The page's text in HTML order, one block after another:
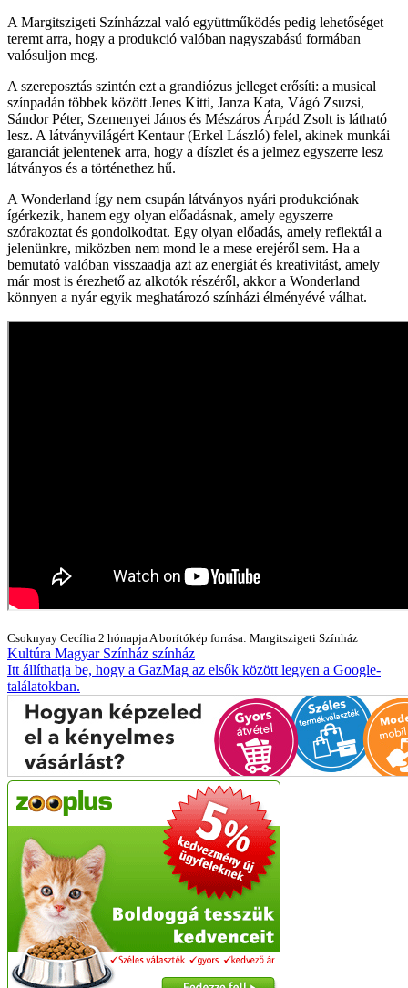
A Margitszigeti Színházzal való együttműködés pedig lehetőséget
teremt arra, hogy a produkció valóban nagyszabású formában
valósuljon meg.
A szereposztás szintén ezt a grandiózus jelleget erősíti: a musical
színpadán többek között Jenes Kitti, Janza Kata, Vágó Zsuzsi,
Sándor Péter, Szemenyei János és Mészáros Árpád Zsolt is látható
lesz. A látványvilágért Kentaur (Erkel László) felel, akinek munkái
garanciát jelentenek arra, hogy a díszlet és a jelmez egyszerre lesz
látványos és a történethez hű.
A Wonderland így nem csupán látványos nyári produkciónak
ígérkezik, hanem egy olyan előadásnak, amely egyszerre
szórakoztat és gondolkodtat. Egy olyan előadás, amely reflektál a
jelenünkre, miközben nem mond le a mese erejéről sem. Ha a
bemutató valóban visszaadja azt az energiát és kreativitást, amely
már most is érezhető az alkotók részéről, akkor a Wonderland
könnyen a nyár egyik meghatározó színházi élményévé válhat.
Csoknyay Cecília 2 hónapja A borítókép forrása: Margitszigeti Színház
Kultúra Magyar Színház színház
Itt állíthatja be, hogy a GazMag az elsők között legyen a Google-
találatokban.